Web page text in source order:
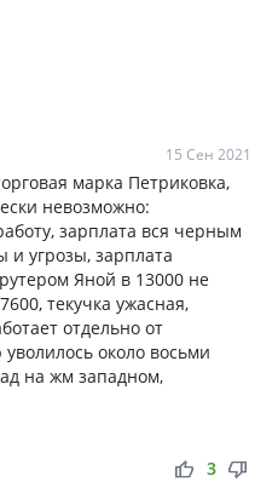
15 Сен 2021
марка Петриковка,
невозможно:
зарплата вся черным
угрозы, зарплата
Яной в 13000 не
текучка ужасная,
отдельно от
около восьми
на жм западном,
thumb_up thumb_down
3